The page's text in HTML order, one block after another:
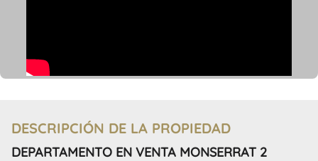
DESCRIPCIÓN DE LA PROPIEDAD
DEPARTAMENTO EN VENTA MONSERRAT 2